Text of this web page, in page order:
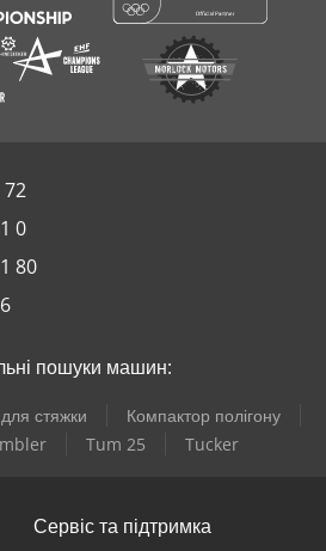
72
0
80
пошуки машин:
стяжки
Компактор полігону
Tum 25 Tucker
Сервіс та підтримка